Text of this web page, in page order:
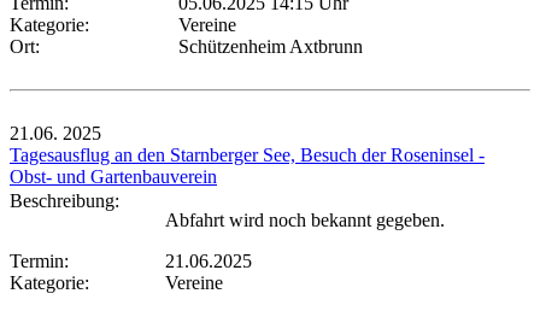
Kategorie:
Vereine
Ort:
Schützenheim Axtbrunn
21.06. 2025
Tagesausflug an den Starnberger See, Besuch der Roseninsel -
Obst- und Gartenbauverein
Beschreibung:
Abfahrt wird noch bekannt gegeben.
Termin:
21.06.2025
Kategorie:
Vereine